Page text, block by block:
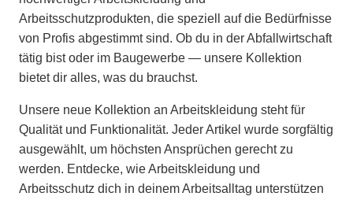
Arbeitsschutzprodukten, die speziell auf die Bedürfnisse
von Profis abgestimmt sind. Ob du in der Abfallwirtschaft
tätig bist oder im Baugewerbe — unsere Kollektion
bietet dir alles, was du brauchst.
Unsere neue Kollektion an Arbeitskleidung steht für
Qualität und Funktionalität. Jeder Artikel wurde sorgfältig
ausgewählt, um höchsten Ansprüchen gerecht zu
werden. Entdecke, wie Arbeitskleidung und
Arbeitsschutz dich in deinem Arbeitsalltag unterstützen